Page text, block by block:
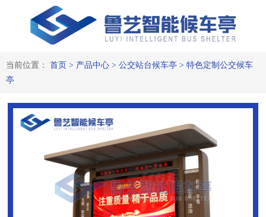
当前位置： 首页 > 产品中心> 公交站台候车亭> 特色定制公交候车
亭